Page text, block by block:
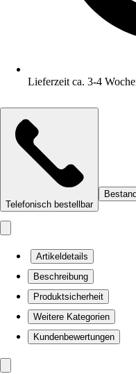
Lieferzeit ca. 3-4
Telefonisch bestellbar
Artikeldetails
Beschreibung
Produktsicherheit
Weitere Kategorien
Kundenbewertungen